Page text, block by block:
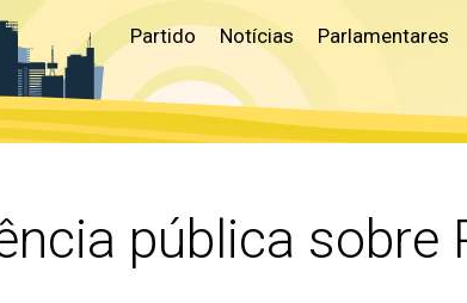
Partido Notícias Parlamentares
pública sobre